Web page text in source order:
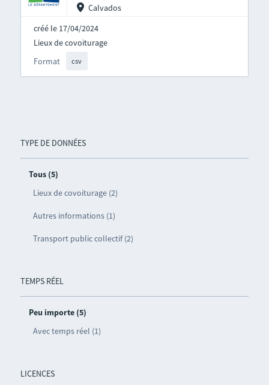
TYPE DE DONNÉES
Tous (5)
Lieux de covoiturage (2)
Autres informations (1)
Transport public collectif (2)
TEMPS RÉEL
Peu importe (5)
Avec temps réel (1)
LICENCES
Calvados
créé le 17/04/2024
Format csv
Lieux de covoiturage